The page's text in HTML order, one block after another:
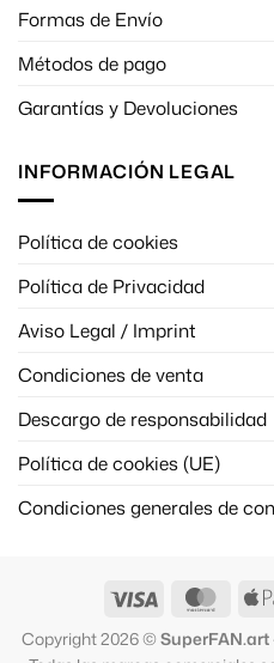
Formas de Envío
Métodos de pago
Garantías y Devoluciones
INFORMACIÓN LEGAL
Política de cookies
Política de Privacidad
Aviso Legal / Imprint
Condiciones de venta
Descargo de responsabilidad
Política de cookies (UE)
Condiciones generales de
Visa
Copyright 2026 © SuperFAN.art